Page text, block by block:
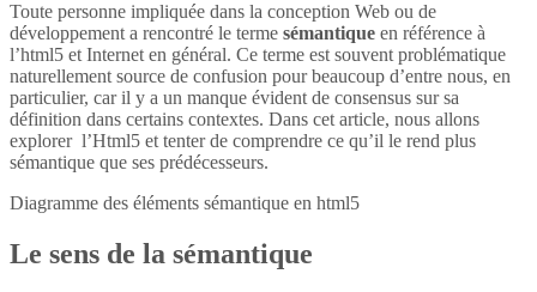
Toute personne impliquée dans la conception Web ou de
développement a rencontré le terme sémantique en référence à
l’html5 et Internet en général. Ce terme est souvent problématique
naturellement source de confusion pour beaucoup d’entre nous, en
particulier, car il y a un manque évident de consensus sur sa
définition dans certains contextes. Dans cet article, nous allons
explorer l’Html5 et tenter de comprendre ce qu’il le rend plus
sémantique que ses prédécesseurs.
Diagramme des éléments sémantique en html5
Le sens de la sémantique